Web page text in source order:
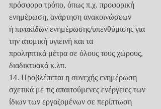
πρόσφορο τρόπο, όπως π.χ. προφορική
ενημέρωση, ανάρτηση ανακοινώσεων
ή πινακίδων ενημέρωσης/υπενθύμισης για
την ατομική υγιεινή και τα
προληπτικά μέτρα σε όλους τους χώρους,
διαδικτυακά κ.λπ.
14. Προβλέπεται η συνεχής ενημέρωση
σχετικά με τις απαιτούμενες ενέργειες των
ίδιων των εργαζομένων σε περίπτωση